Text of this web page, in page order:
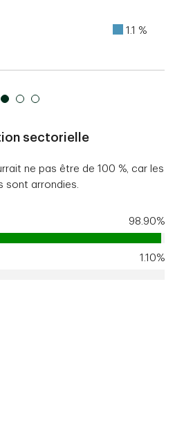
1.1 %
sectorielle
ne pas être de 100 %, car les
sont arrondies.
98.90%
1.10%